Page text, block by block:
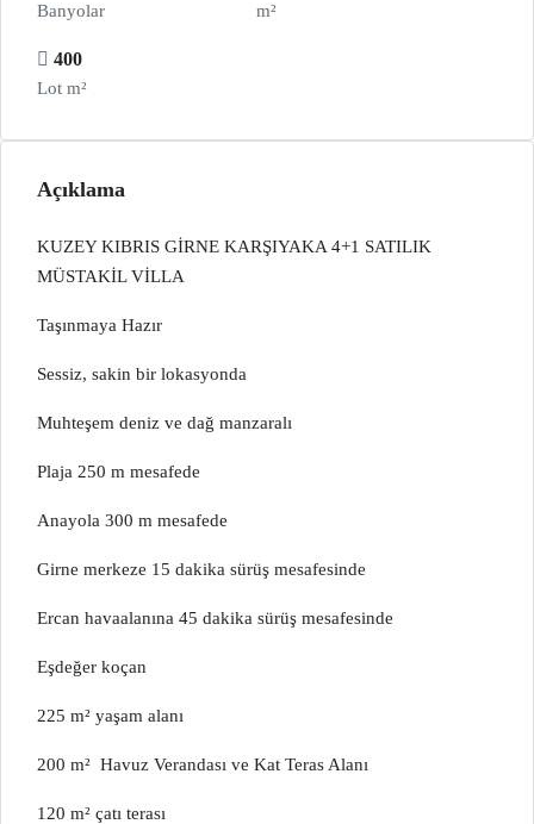
Banyolar m²
400
Lot m²
Açıklama
KUZEY KIBRIS GİRNE KARŞIYAKA 4+1 SATILIK
MÜSTAKİL VİLLA
Taşınmaya Hazır
Sessiz, sakin bir lokasyonda
Muhteşem deniz ve dağ manzaralı
Plaja 250 m mesafede
Anayola 300 m mesafede
Girne merkeze 15 dakika sürüş mesafesinde
Ercan havaalanına 45 dakika sürüş mesafesinde
Eşdeğer koçan
225 m² yaşam alanı
200 m² Havuz Verandası ve Kat Teras Alanı
120 m² çatı terası